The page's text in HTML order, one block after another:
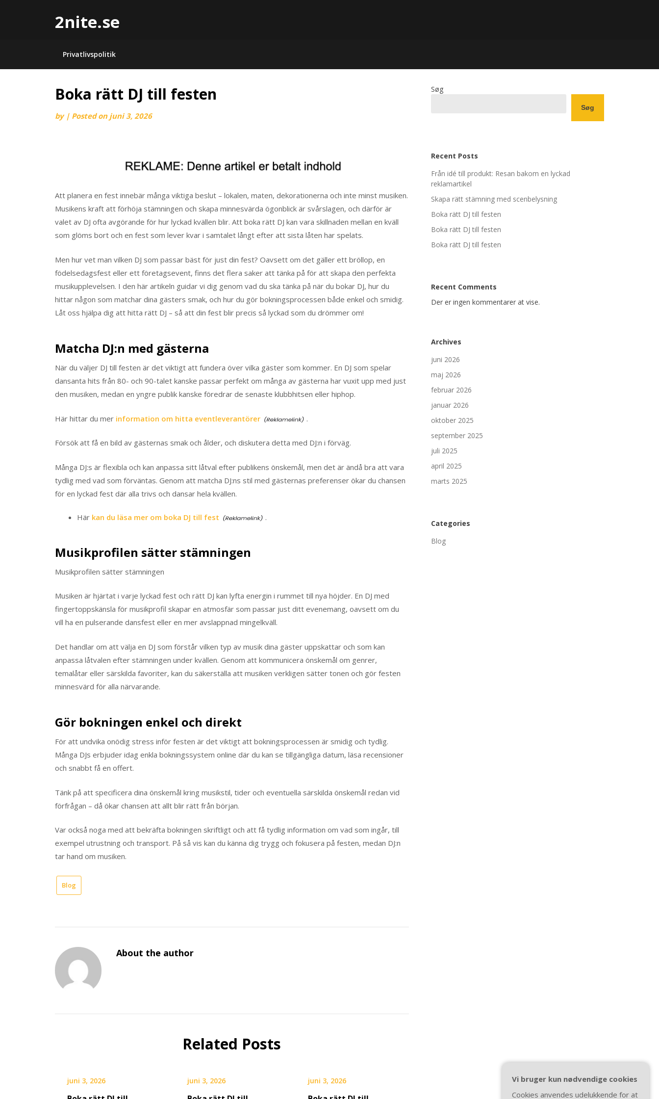
2nite.se
Privatlivspolitik
Boka rätt DJ till festen
by | Posted on juni 3, 2026
Att planera en fest innebär många viktiga beslut – lokalen, maten, dekorationerna och inte minst musiken.
Musikens kraft att förhöja stämningen och skapa minnesvärda ögonblick är svårslagen, och därför är
valet av DJ ofta avgörande för hur lyckad kvällen blir. Att boka rätt DJ kan vara skillnaden mellan en kväll
som glöms bort och en fest som lever kvar i samtalet långt efter att sista låten har spelats.
Men hur vet man vilken DJ som passar bäst för just din fest? Oavsett om det gäller ett bröllop, en
födelsedagsfest eller ett företagsevent, finns det flera saker att tänka på för att skapa den perfekta
musikupplevelsen. I den här artikeln guidar vi dig genom vad du ska tänka på när du bokar DJ, hur du
hittar någon som matchar dina gästers smak, och hur du gör bokningsprocessen både enkel och smidig.
Låt oss hjälpa dig att hitta rätt DJ – så att din fest blir precis så lyckad som du drömmer om!
Matcha DJ:n med gästerna
När du väljer DJ till festen är det viktigt att fundera över vilka gäster som kommer. En DJ som spelar
dansanta hits från 80- och 90-talet kanske passar perfekt om många av gästerna har vuxit upp med just
den musiken, medan en yngre publik kanske föredrar de senaste klubbhitsen eller hiphop.
Här hittar du mer information om hitta eventleverantörer .
Försök att få en bild av gästernas smak och ålder, och diskutera detta med DJ:n i förväg.
Många DJ:s är flexibla och kan anpassa sitt låtval efter publikens önskemål, men det är ändå bra att vara
tydlig med vad som förväntas. Genom att matcha DJ:ns stil med gästernas preferenser ökar du chansen
för en lyckad fest där alla trivs och dansar hela kvällen.
Här kan du läsa mer om boka DJ till fest .
Musikprofilen sätter stämningen
Musikprofilen sätter stämningen
Musiken är hjärtat i varje lyckad fest och rätt DJ kan lyfta energin i rummet till nya höjder. En DJ med
fingertoppskänsla för musikprofil skapar en atmosfär som passar just ditt evenemang, oavsett om du
vill ha en pulserande dansfest eller en mer avslappnad mingelkväll.
Det handlar om att välja en DJ som förstår vilken typ av musik dina gäster uppskattar och som kan
anpassa låtvalen efter stämningen under kvällen. Genom att kommunicera önskemål om genrer,
temalåtar eller särskilda favoriter, kan du säkerställa att musiken verkligen sätter tonen och gör festen
minnesvärd för alla närvarande.
Gör bokningen enkel och direkt
För att undvika onödig stress inför festen är det viktigt att bokningsprocessen är smidig och tydlig.
Många DJs erbjuder idag enkla bokningssystem online där du kan se tillgängliga datum, läsa recensioner
och snabbt få en offert.
Tänk på att specificera dina önskemål kring musikstil, tider och eventuella särskilda önskemål redan vid
förfrågan – då ökar chansen att allt blir rätt från början.
Var också noga med att bekräfta bokningen skriftligt och att få tydlig information om vad som ingår, till
exempel utrustning och transport. På så vis kan du känna dig trygg och fokusera på festen, medan DJ:n
tar hand om musiken.
Blog
About the author
Related Posts
juni 3, 2026 juni 3, 2026 juni 3, 2026
Søg
Søg
Recent Posts
Från idé till produkt: Resan bakom en lyckad
reklamartikel
Skapa rätt stämning med scenbelysning
Boka rätt DJ till festen
Boka rätt DJ till festen
Boka rätt DJ till festen
Recent Comments
Der er ingen kommentarer at vise.
Archives
juni 2026
maj 2026
februar 2026
januar 2026
oktober 2025
september 2025
juli 2025
april 2025
marts 2025
Categories
Blog
Vi bruger kun nødvendige cookies
Cookies anvendes udelukkende for at